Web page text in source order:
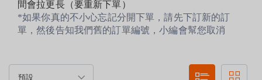
間會拉更長（要重新下單）
*如果你真的不小心忘記分開下單，請先下訂新的訂
單，然後告知我們舊的訂單編號，小編會幫您取消